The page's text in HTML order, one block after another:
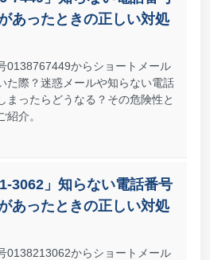
あったときの正しい対処
0138767449からショートメール
た際？迷惑メールや知らない電話
まったらどうなる？その危険性と
紹介。
3062」知らない電話番号
あったときの正しい対処
0138213062からショートメール